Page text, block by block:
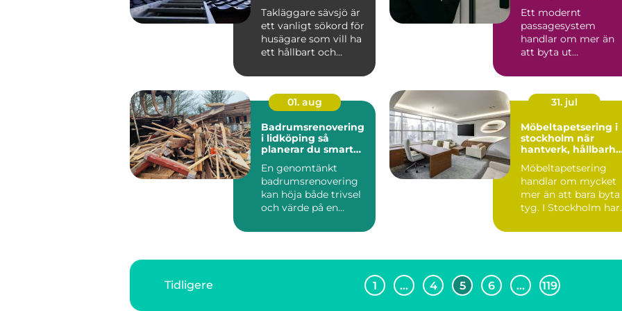
Takläggare sävsjö är
ett vanligt sökord för
husägare som vill ha
ett hållbart och
Ett modernt
passagesystem
handlar om mer än
att byta ut
en bricka eller mobil.
Rät...
01. aug
Badrumsrenovering
i lidköping så
planerar du smart
En genomtänkt
badrumsrenovering
kan höja både trivsel
och värde på en
Samtidigt ...
31. jul
Möbeltapetsering i
stockholm när
hantverk,
Möbeltapetsering
handlar om mycket
mer än att bara byta
tyg. I Stockholm har
...
Tidligere 1 … 4 5 6 … 119